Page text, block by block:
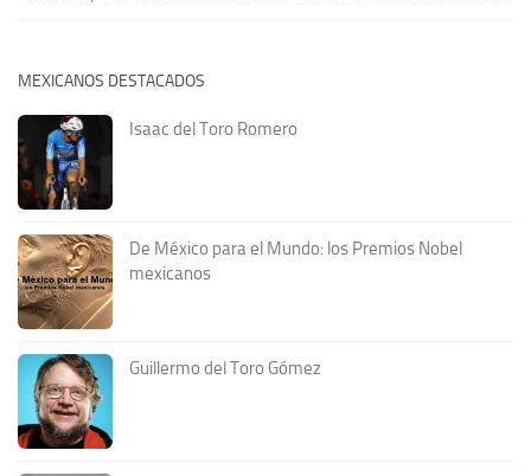
MEXICANOS DESTACADOS
Isaac del Toro Romero
De México para el Mundo: los Premios Nobel
mexicanos
Guillermo del Toro Gómez